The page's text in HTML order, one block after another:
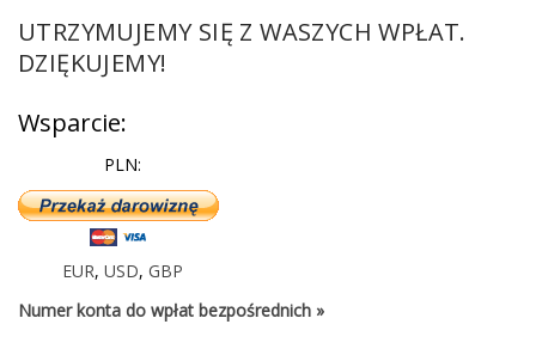
UTRZYMUJEMY SIĘ Z WASZYCH WPŁAT.
DZIĘKUJEMY!
Wsparcie:
PLN:
EUR, USD, GBP
Numer konta do wpłat bezpośrednich »